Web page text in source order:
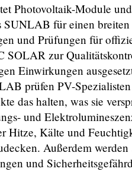
Photovoltaik-Module
SUNLAB für einen
und Prüfungen für
SOLAR zur
Einwirkungen
prüfen PV-
das halten, was sie
und
Hitze, Kälte und
Außerdem
und